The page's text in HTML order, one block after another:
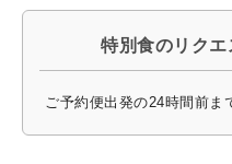
特別食のリクエ
ご予約便出発の24時間前ま